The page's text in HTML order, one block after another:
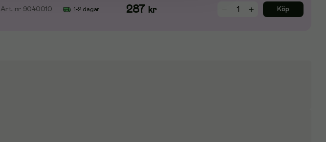
Art. nr 9040010 1-2 dagar 287 kr Köp